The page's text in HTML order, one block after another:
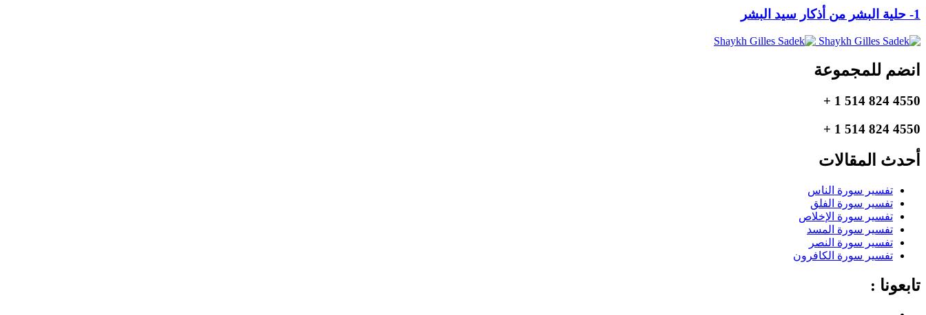
1- حلية البشر من أذكار سيد البشر
انضم للمجموعة
4550 824 514 1 +
4550 824 514 1 +
أحدث المقالات
تفسير سورة الناس
تفسير سورة الفلق
تفسير سورة الإخلاص
تفسير سورة المسد
تفسير سورة النصر
تفسير سورة الكافرون
تابعونا :